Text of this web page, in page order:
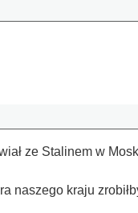
ze Stalinem w
naszego kraju